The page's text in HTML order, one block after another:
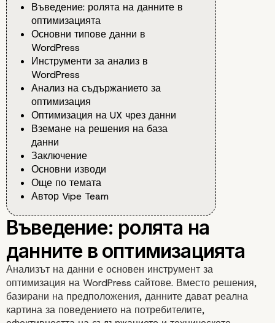
Въведение: ролята на данните в
оптимизацията
Основни типове данни в
WordPress
Инструменти за анализ в
WordPress
Анализ на съдържанието за
оптимизация
Оптимизация на UX чрез данни
Вземане на решения на база
данни
Заключение
Основни изводи
Още по темата
Автор Vipe Team
Анализът на данни е основен инструмент за
оптимизация на WordPress сайтове. Вместо решения,
базирани на предположения, данните дават реална
картина за поведението на потребителите,